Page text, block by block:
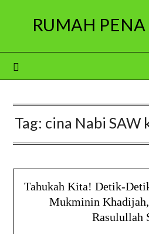
RUMAH
Tag: cina Nabi SAW
Tahukah Kita! Detik-
Mukminin
Rasulullah